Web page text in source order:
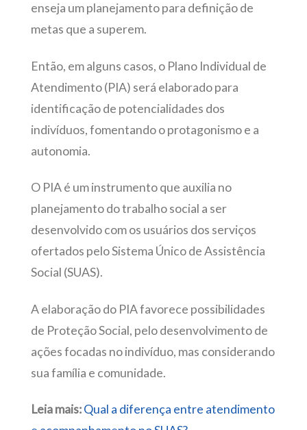
enseja um planejamento para definição de
metas que a superem.
Então, em alguns casos, o Plano Individual de
Atendimento (PIA) será elaborado para
identificação de potencialidades dos
indivíduos, fomentando o protagonismo e a
autonomia.
O PIA é um instrumento que auxilia no
planejamento do trabalho social a ser
desenvolvido com os usuários dos serviços
ofertados pelo Sistema Único de Assistência
Social (SUAS).
A elaboração do PIA favorece possibilidades
de Proteção Social, pelo desenvolvimento de
ações focadas no indivíduo, mas considerando
sua família e comunidade.
Leia mais: Qual a diferença entre atendimento